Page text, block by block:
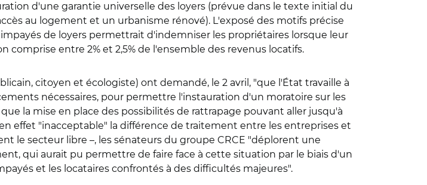
d'une garantie universelle des loyers (prévue dans le texte initial du
au logement et un urbanisme rénové). L'exposé des motifs précise
de loyers permettrait d'indemniser les propriétaires lorsque leur
entre 2% et 2,5% de l'ensemble des revenus locatifs.
citoyen et écologiste) ont demandé, le 2 avril, "que l'État travaille à
nécessaires, pour permettre l'instauration d'un moratoire sur les
la mise en place des possibilités de rattrapage pouvant aller jusqu'à
effet "inacceptable" la différence de traitement entre les entreprises et
le secteur libre –, les sénateurs du groupe CRCE "déplorent une
qui aurait pu permettre de faire face à cette situation par le biais d'un
et les locataires confrontés à des difficultés majeures".